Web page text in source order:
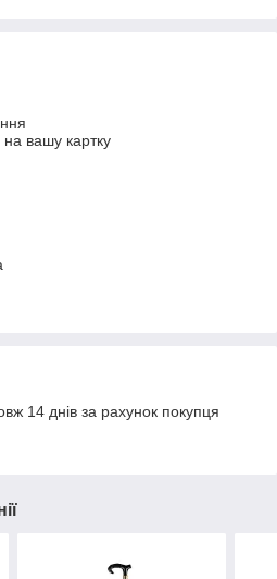
вашу картку
14 днів за рахунок покупця